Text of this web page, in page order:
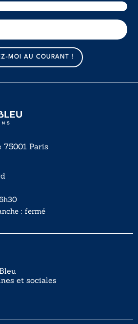
MOI AU COURANT !
Paris
: fermé
et sociales